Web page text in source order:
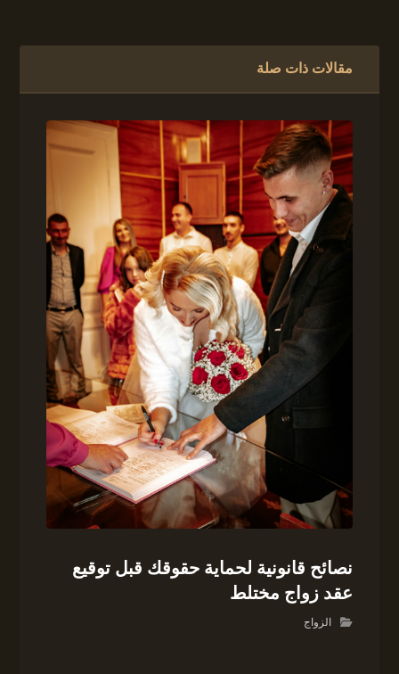
مقالات ذات صلة
نصائح قانونية لحماية حقوقك قبل توقيع
عقد زواج مختلط
الزواج